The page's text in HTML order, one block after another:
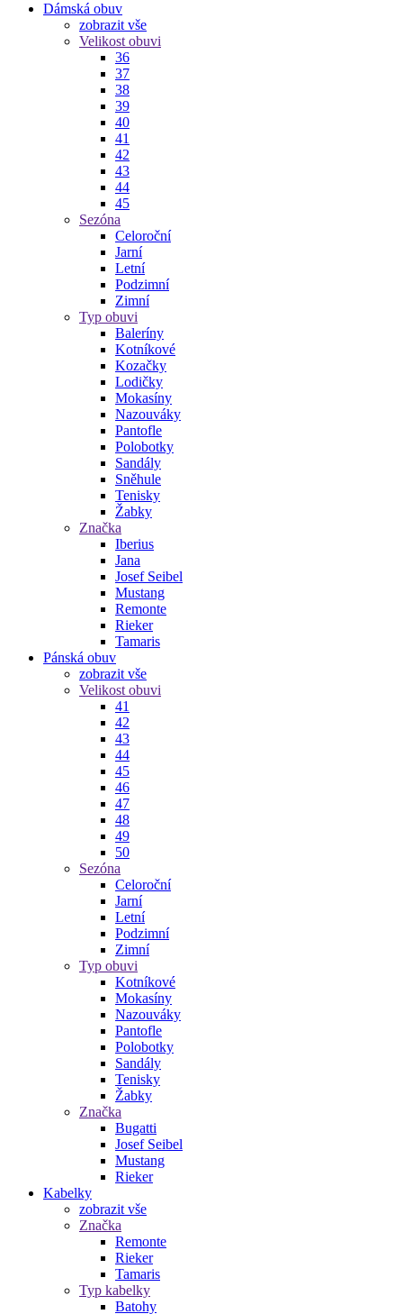
Dámská obuv
zobrazit vše
Velikost obuvi
36
37
38
39
40
41
42
43
44
45
Sezóna
Celoroční
Jarní
Letní
Podzimní
Zimní
Typ obuvi
Baleríny
Kotníkové
Kozačky
Lodičky
Mokasíny
Nazouváky
Pantofle
Polobotky
Sandály
Sněhule
Tenisky
Žabky
Značka
Iberius
Jana
Josef Seibel
Mustang
Remonte
Rieker
Tamaris
Pánská obuv
zobrazit vše
Velikost obuvi
41
42
43
44
45
46
47
48
49
50
Sezóna
Celoroční
Jarní
Letní
Podzimní
Zimní
Typ obuvi
Kotníkové
Mokasíny
Nazouváky
Pantofle
Polobotky
Sandály
Tenisky
Žabky
Značka
Bugatti
Josef Seibel
Mustang
Rieker
Kabelky
zobrazit vše
Značka
Remonte
Rieker
Tamaris
Typ kabelky
Batohy